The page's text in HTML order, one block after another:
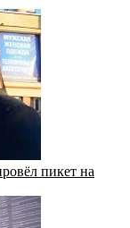
пикет на